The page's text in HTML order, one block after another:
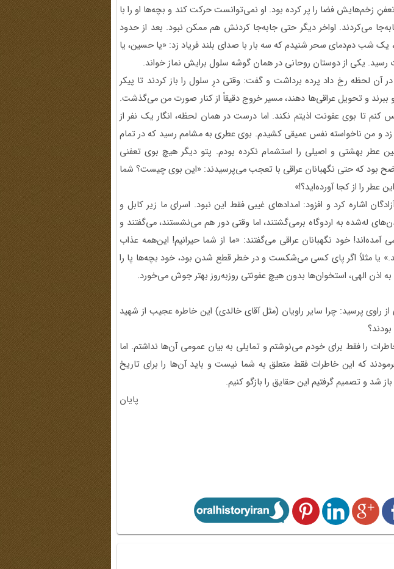
زخم‌هایش فضا را پر کرده بود. او نمی‌توانست حرکت کند و بچه‌ها او را با
می‌کردند. اواخر دیگر حتی جابه‌جا کردنش هم ممکن نبود. بعد از حدود
یک شب دم‌دمای سحر شنیدم که سه بار با صدای بلند فریاد زد: «یا حسین، یا
یکی از دوستان روحانی در همان گوشه سلول برایش نماز خواند.
آن لحظه رخ داد پرده برداشت و گفت: وقتی درِ سلول را باز کردند تا پیکر
ببرند و تحویل عراقی‌ها دهند، مسیر خروج دقیقاً از کنار صورت من می‌گذشت.
تا بوی عفونت اذیتم نکند. اما درست در همان لحظه، انگار یک نفر از
و من ناخواسته نفس عمیقی کشیدم. بوی عطری به مشامم رسید که در تمام
چنین عطر بهشتی و اصیلی را استشمام نکرده بودم. پتو دیگر هیچ بوی تعفنی
بود که حتی نگهبانان عراقی با تعجب می‌پرسیدند: «این بوی چیست؟ شما
عطر را از کجا آورده‌اید؟!»
اشاره کرد و افزود: امدادهای غیبی فقط این نبود. اسرای ما زیر کابل و
له‌شده به اردوگاه برمی‌گشتند، اما وقتی دور هم می‌نشستند، می‌گفتند و
آمده‌اند! خود نگهبانان عراقی می‌گفتند: «ما از شما حیرانیم! این‌همه عذاب
یا مثلاً اگر پای کسی می‌شکست و در خطر قطع شدن بود، خود بچه‌ها پا را
اذن الهی، استخوان‌ها بدون هیچ عفونتی روزبه‌روز بهتر جوش می‌خورد.
راوی پرسید: چرا سایر راویان (مثل آقای خالدی) این خاطره عجیب از شهید
را فقط برای خودم می‌نوشتم و تمایلی به بیان عمومی آن‌ها نداشتم. اما
که این خاطرات فقط متعلق به شما نیست و باید آن‌ها را برای تاریخ
شد و تصمیم گرفتیم این حقایق را بازگو کنیم.
پایان